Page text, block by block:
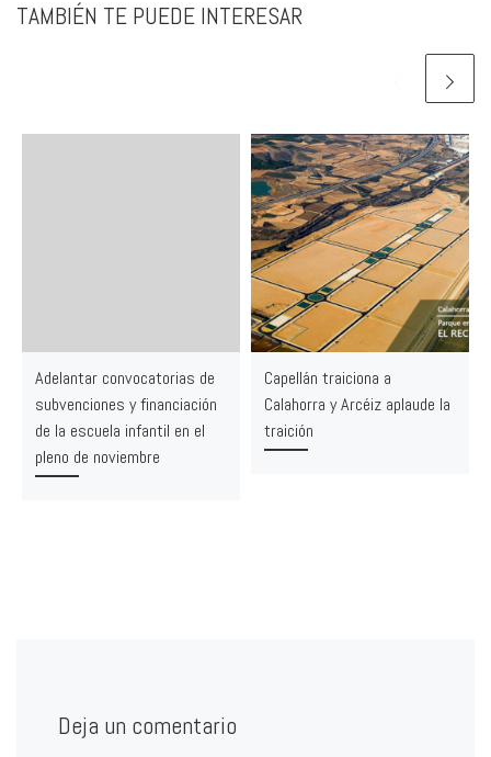
TAMBIÉN TE PUEDE INTERESAR
Adelantar convocatorias de
subvenciones y financiación
de la escuela infantil en el
pleno de noviembre
Capellán traiciona a
Calahorra y Arcéiz aplaude la
traición
Deja un comentario